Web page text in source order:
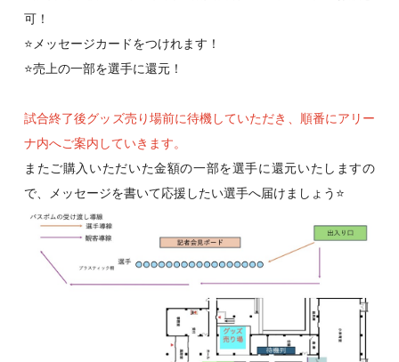
可！
⭐️ メッセージカードをつけれます！
⭐️売上の一部を選手に還元！
試合終了後グッズ売り場前に待機していただき、順番にアリー
ナ内へご案内していきます。
またご購入いただいた金額の一部を選手に還元いたしますの
で、メッセージを書いて応援したい選手へ届けましょう ⭐️